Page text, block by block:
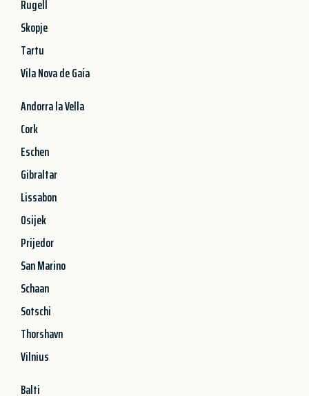
Rugell
Skopje
Tartu
Vila Nova de Gaia
Andorra la Vella
Cork
Eschen
Gibraltar
Lissabon
Osijek
Prijedor
San Marino
Schaan
Sotschi
Thorshavn
Vilnius
Balti